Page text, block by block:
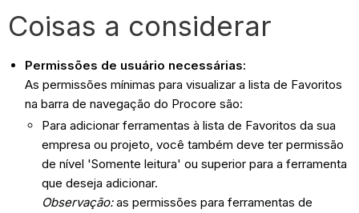
Coisas a considerar
Permissões de usuário necessárias:
As permissões mínimas para visualizar a lista de Favoritos
na barra de navegação do Procore são:
Para adicionar ferramentas à lista de Favoritos da sua
empresa ou projeto, você também deve ter permissão
de nível 'Somente leitura' ou superior para a ferramenta
que deseja adicionar.
Observação:as permissões para ferramentas de